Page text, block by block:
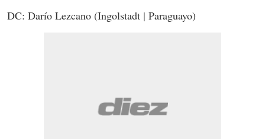
DC: Darío Lezcano (Ingolstadt | Paraguayo)